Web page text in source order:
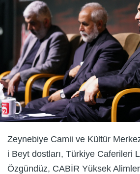
Zeynebiye Camii ve Kültür
i Beyt dostları, Türkiye Caferileri
Özgündüz, CABİR Yüksek Alimler